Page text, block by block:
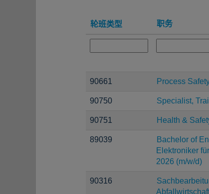
轮班类型 职务
90661 Process
90750 Specialist,
90751 Health &
89039
Bachelor of
Elektroniker
2026 (m/w/d)
90316